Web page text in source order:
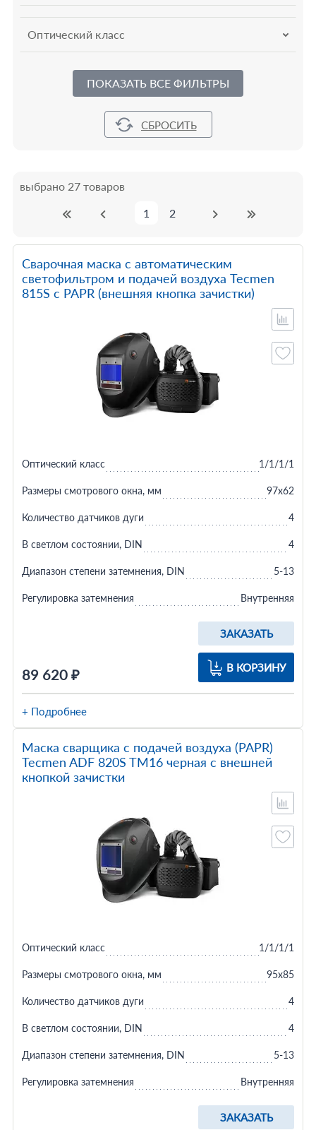
Оптический класс
ПОКАЗАТЬ ВСЕ ФИЛЬТРЫ
выбрано 27 товаров
1
2
Сварочная маска с автоматическим
светофильтром и подачей воздуха Tecmen
815S с PAPR (внешняя кнопка зачистки)
89 620 ₽
ЗАКАЗАТЬ
В КОРЗИНУ
Оптический класс 1/1/1/1
Размеры смотрового окна, мм 97x62
Количество датчиков дуги 4
В светлом состоянии, DIN 4
Диапазон степени затемнения, DIN 5-13
Регулировка затемнения Внутренняя
+ Подробнее
Маска сварщика с подачей воздуха (PAPR)
Tecmen ADF 820S TM16 черная с внешней
кнопкой зачистки
ЗАКАЗАТЬ
Оптический класс 1/1/1/1
Размеры смотрового окна, мм 95x85
Количество датчиков дуги 4
В светлом состоянии, DIN 4
Диапазон степени затемнения, DIN 5-13
Регулировка затемнения Внутренняя